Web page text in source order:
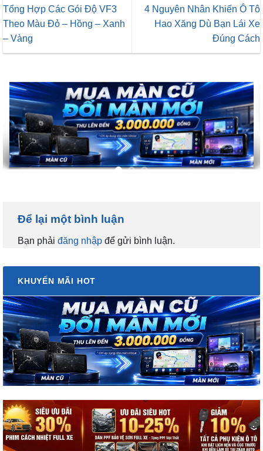
Tổng Hợp Các Gói Độ VF3
Theo Màu Đỏ – Hồng – Xanh
– Vàng
4 Nguyên Nhân Khiến Ô Tô
Hao Xăng Dù Bạn Lái Xe
Đúng Cách
Để lại một bình luận
Bạn phải đăng nhập để gửi bình luận.
KHUYẾN MÃI HOT